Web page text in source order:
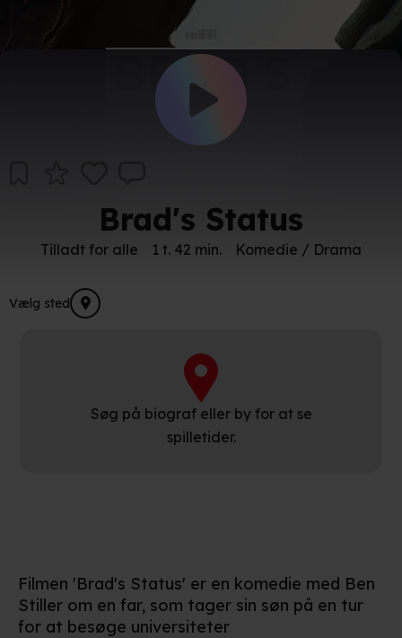
Brad's Status
Tilladt for alle 1 t. 42 min. Komedie / Drama
Vælg sted
Søg på biograf eller by for at se
spilletider.
Filmen 'Brad's Status' er en komedie med Ben
Stiller om en far, som tager sin søn på en tur
for at besøge universiteter